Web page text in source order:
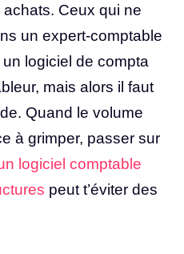
Ceux qui ne
un expert-comptable
logiciel de compta
mais alors il faut
Quand le volume
à grimper, passer sur
logiciel comptable
peut t’éviter des